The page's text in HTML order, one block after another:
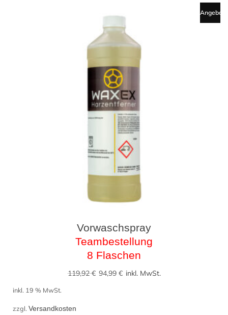
Angebot!
Vorwaschspray
Teambestellung
8 Flaschen
119,92€ Ursprünglicher
94,99 € Aktueller
inkl. MwSt.
inkl. 19 % MwSt.
zzgl. Versandkosten